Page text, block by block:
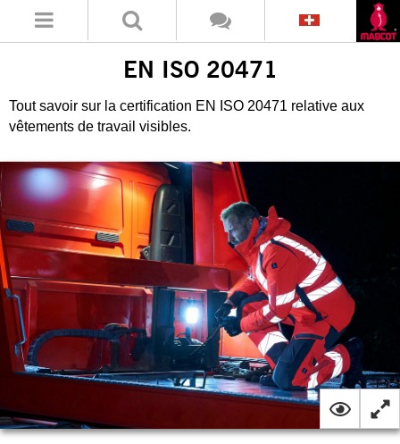
EN ISO 20471
Tout savoir sur la certification EN ISO 20471 relative aux
vêtements de travail visibles.